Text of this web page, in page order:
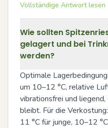
Vollständige Antwort
Wie sollten
gelagert und bei
werden?
Optimale
um 10–12 °C, relative
vibrationsfrei und
bleibt. Für die
11 °C für junge, 10–12